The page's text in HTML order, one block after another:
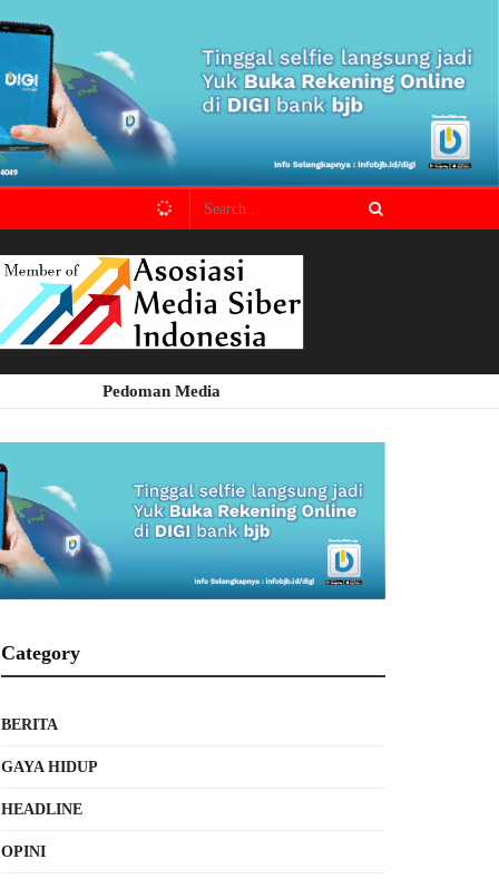
Pedoman Media
Category
BERITA
GAYA HIDUP
HEADLINE
OPINI